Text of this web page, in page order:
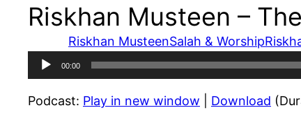
Riskhan Musteen –
Riskhan MusteenSalah & Worship
Audio
Player
00:00
Podcast: Play in new window Download